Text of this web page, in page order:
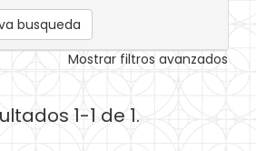
busqueda
Mostrar filtros avanzados
1-1 de 1.